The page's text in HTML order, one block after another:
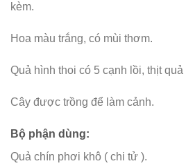
kèm.
Hoa màu trắng, có mùi thơm.
Quả hình thoi có 5 cạnh lồi, thịt
Cây được trồng để làm cảnh.
Bộ phận dùng:
Quả chín phơi khô ( chi tử ).